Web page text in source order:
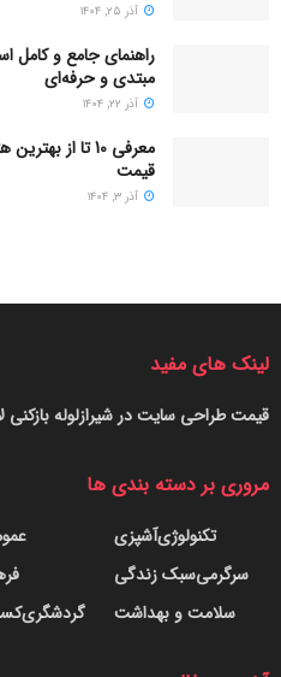
آذر ۲۵, ۱۴۰۴
راهنمای جامع و کامل
مبتدی و حرفه‌ای
آذر ۲۲, ۱۴۰۴
معرفی 10 تا از
قیمت
آذر ۳, ۱۴۰۴
لینک های مفید
لوله بازکنیقیمت طراحی سایت در شیراز
مروری بر دسته بندی ها
آشپزیتکنولوژی
سبک زندگیسرگرمی
سلامت و بهداشت
گردشگری